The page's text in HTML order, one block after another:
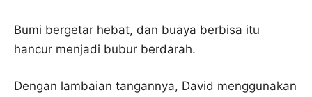
Bumi bergetar hebat, dan buaya berbisa itu
hancur menjadi bubur berdarah.
Dengan lambaian tangannya, David menggunakan